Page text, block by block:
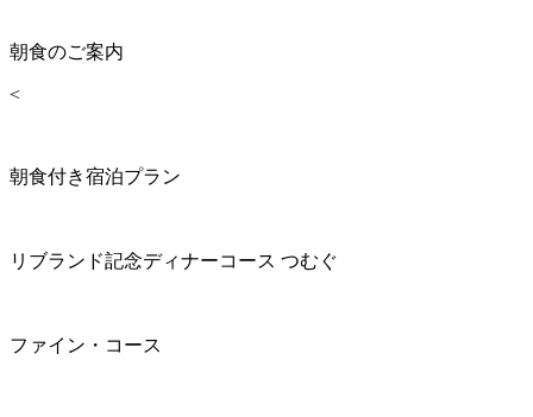
朝食のご案内
<
朝食付き宿泊プラン
リブランド記念ディナーコース つむぐ
ファイン・コース